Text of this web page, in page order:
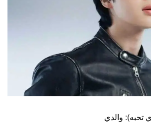
تحبه): والدي